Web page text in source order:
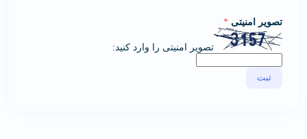
تصویر امنیتی *
تصویر امنیتی را وارد کنید: